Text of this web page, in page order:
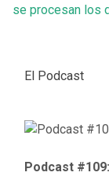
se procesan los
El Podcast
Podcast